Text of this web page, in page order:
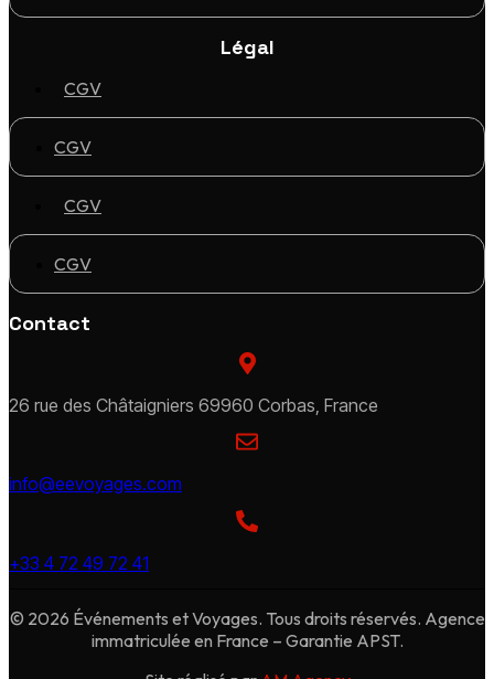
Légal
CGV
CGV
CGV
CGV
Contact
26 rue des Châtaigniers 69960 Corbas, France
info@eevoyages.com
+33 4 72 49 72 41
© 2026 Événements et Voyages. Tous droits réservés. Agence
immatriculée en France – Garantie APST.